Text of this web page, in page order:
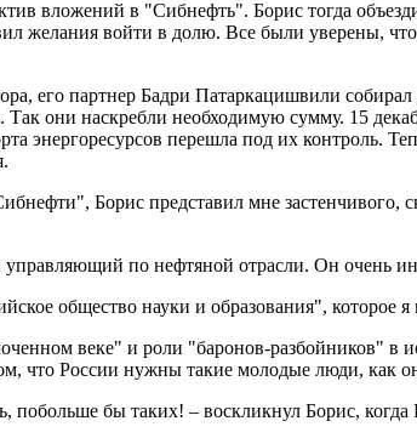
вложений в "Сибнефть". Борис тогда
желания войти в долю. Все были уверены,
его партнер Бадри Патаркацишвили
они наскребли необходимую сумму. 15
энергоресурсов перешла под их контроль.
Борис представил мне
по нефтяной отрасли. Он очень
общество науки и образования",
веке" и роли "баронов-разбойников" в
что России нужны такие молодые люди, как
побольше бы таких! – воскликнул Борис,